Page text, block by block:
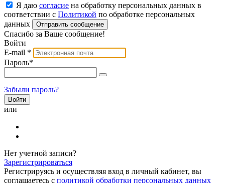
Я даю согласие на обработку персональных данных в
соответствии с Политикой по обработке персональных
данных
Отправить сообщение
Спасибо за Ваше сообщение!
Войти
E-mail *
Пароль*
Забыли пароль?
или
Нет учетной записи?
Зарегистрироваться
Регистрируясь и осуществляя вход в личный кабинет, вы
соглашаетесь с политикой обработки персональных данных